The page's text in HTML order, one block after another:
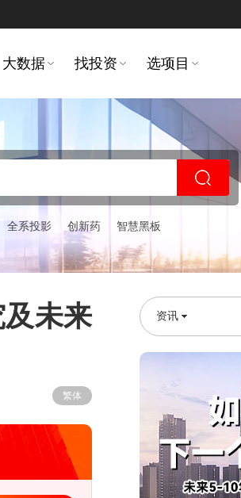
大数据 找投资 选项目
全系投影 创新药 智慧黑板
未来
繁体
资讯